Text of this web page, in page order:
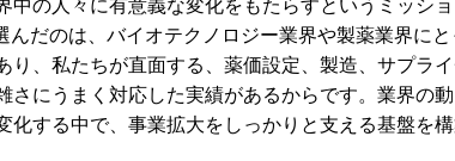
中の人々に有意義な変化をもたらすというミッショ
んだのは、バイオテクノロジー業界や製薬業界に
り、私たちが直面する、薬価設定、製造、サプラ
さにうまく対応した実績があるからです。業界の
化する中で、事業拡大をしっかりと支える基盤を構